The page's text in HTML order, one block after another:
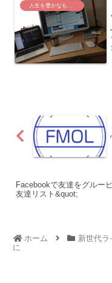
Facebookで友達をグルー
友達リスト&quot;
ホーム 新世代ラ
に